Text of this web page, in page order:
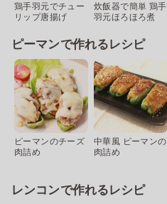
鶏手羽元でチュー
リップ唐揚げ
炊飯器で簡単 鶏手
羽元ほろほろ煮
ピーマンで作れるレシピ
ピーマンのチーズ
肉詰め
中華風 ピーマンの
肉詰め
レンコンで作れるレシピ